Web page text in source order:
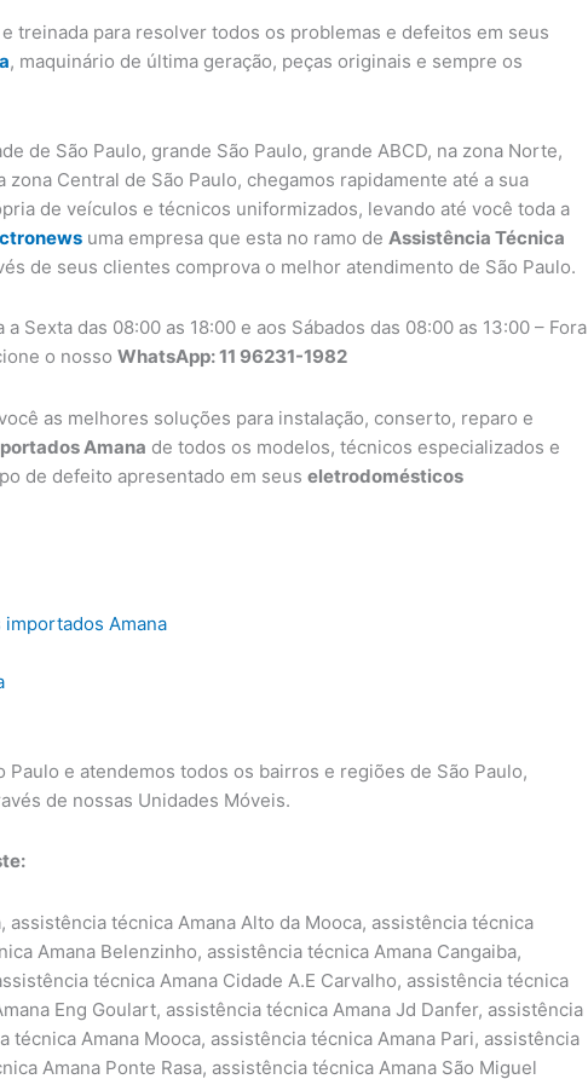
treinada para resolver todos os problemas e defeitos em seus
, maquinário de última geração, peças originais e sempre os
de São Paulo, grande São Paulo, grande ABCD, na zona Norte,
zona Central de São Paulo, chegamos rapidamente até a sua
de veículos e técnicos uniformizados, levando até você toda a
uma empresa que esta no ramo de Assistência Técnica
de seus clientes comprova o melhor atendimento de São Paulo.
a Sexta das 08:00 as 18:00 e aos Sábados das 08:00 as 13:00 – Fora
o nosso WhatsApp: 11 96231-1982
as melhores soluções para instalação, conserto, reparo e
Amana de todos os modelos, técnicos especializados e
de defeito apresentado em seus eletrodomésticos
Amana
Paulo e atendemos todos os bairros e regiões de São Paulo,
de nossas Unidades Móveis.
assistência técnica Amana Alto da Mooca, assistência técnica
Amana Belenzinho, assistência técnica Amana Cangaiba,
técnica Amana Cidade A.E Carvalho, assistência técnica
Eng Goulart, assistência técnica Amana Jd Danfer, assistência
técnica Amana Mooca, assistência técnica Amana Pari, assistência
Amana Ponte Rasa, assistência técnica Amana São Miguel